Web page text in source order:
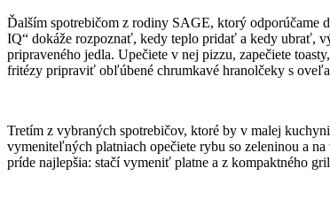
Ďalším spotrebičom z rodiny SAGE, ktorý odporúčame
IQ“ dokáže rozpoznať, kedy teplo pridať a kedy ubrať,
pripraveného jedla. Upečiete v nej pizzu, zapečiete
fritézy pripraviť obľúbené chrumkavé hranolčeky s
Tretím z vybraných spotrebičov, ktoré by v malej
vymeniteľných platniach opečiete rybu so zeleninou a
príde najlepšia: stačí vymeniť platne a z kompaktného